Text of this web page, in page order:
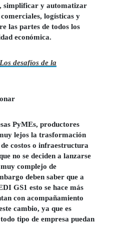
simplificar y automatizar
logísticas y
las partes de todos los
económica.
Los desafíos de la
PyMEs, productores
lejos la trasformación
costos o infraestructura
no se deciden a lanzarse
complejo de
deben saber que a
GS1 esto se hace más
con acompañamiento
cambio, ya que es
tipo de empresa puedan